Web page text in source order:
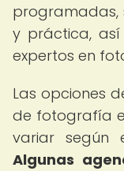
programadas,
y práctica,
expertos en
Las opciones
de fotografía
variar según
Algunas